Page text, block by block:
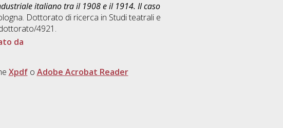
italiano tra il 1908 e il 1914. Il caso
Dottorato di ricerca in Studi teatrali e
4921.
da
Xpdfo Adobe Acrobat Reader